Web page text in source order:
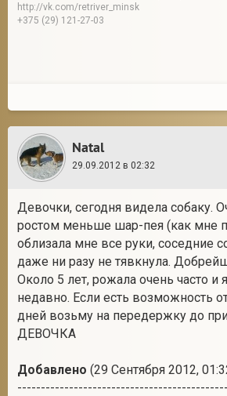
http://vk.com/retriver_minsk
+375 (29) 121-27-03
Natal
29.09.2012 в 02:32
Девочки, сегодня видела собаку.
ростом меньше шар-пея (как мне
облизала мне все руки, соседние
даже ни разу не тявкнула.
Около 5 лет, рожала очень часто и
недавно. Если есть возможность
дней возьму на передержку до
ДЕВОЧКА
Добавлено (29 Сентября 2012,
---------------------------------------------